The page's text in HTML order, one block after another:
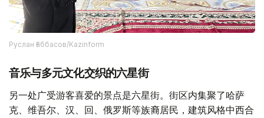
Руслан Ғаббасов/Kazinform
音乐与多元文化交织的六星街
另一处广受游客喜爱的景点是六星街。街区内集聚了哈萨
克、维吾尔、汉、回、俄罗斯等族裔居民，建筑风格中西合